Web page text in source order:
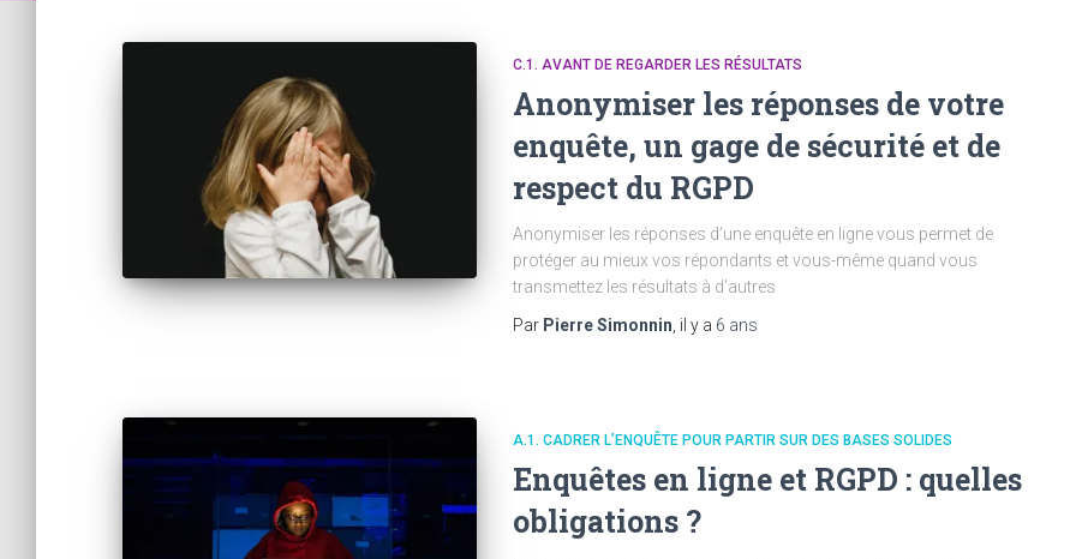
C.1. AVANT DE REGARDER LES RÉSULTATS
Anonymiser les réponses de votre
enquête, un gage de sécurité et de
respect du RGPD
Anonymiser les réponses d’une enquête en ligne vous permet de
protéger au mieux vos répondants et vous-même quand vous
transmettez les résultats à d’autres
Par Pierre Simonnin , il y a 6 ans
A.1. CADRER L’ENQUÊTE POUR PARTIR SUR DES BASES SOLIDES
Enquêtes en ligne et RGPD : quelles
obligations ?